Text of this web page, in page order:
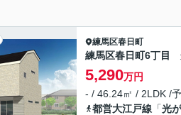
練馬区春日町
練馬区春日町6丁目
5,290万円
- / 46.24㎡ / 2LDK /
都営大江戸線 「光